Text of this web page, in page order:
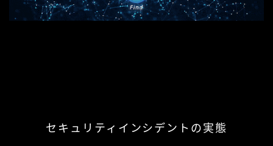
セキュリティインシデントの実態